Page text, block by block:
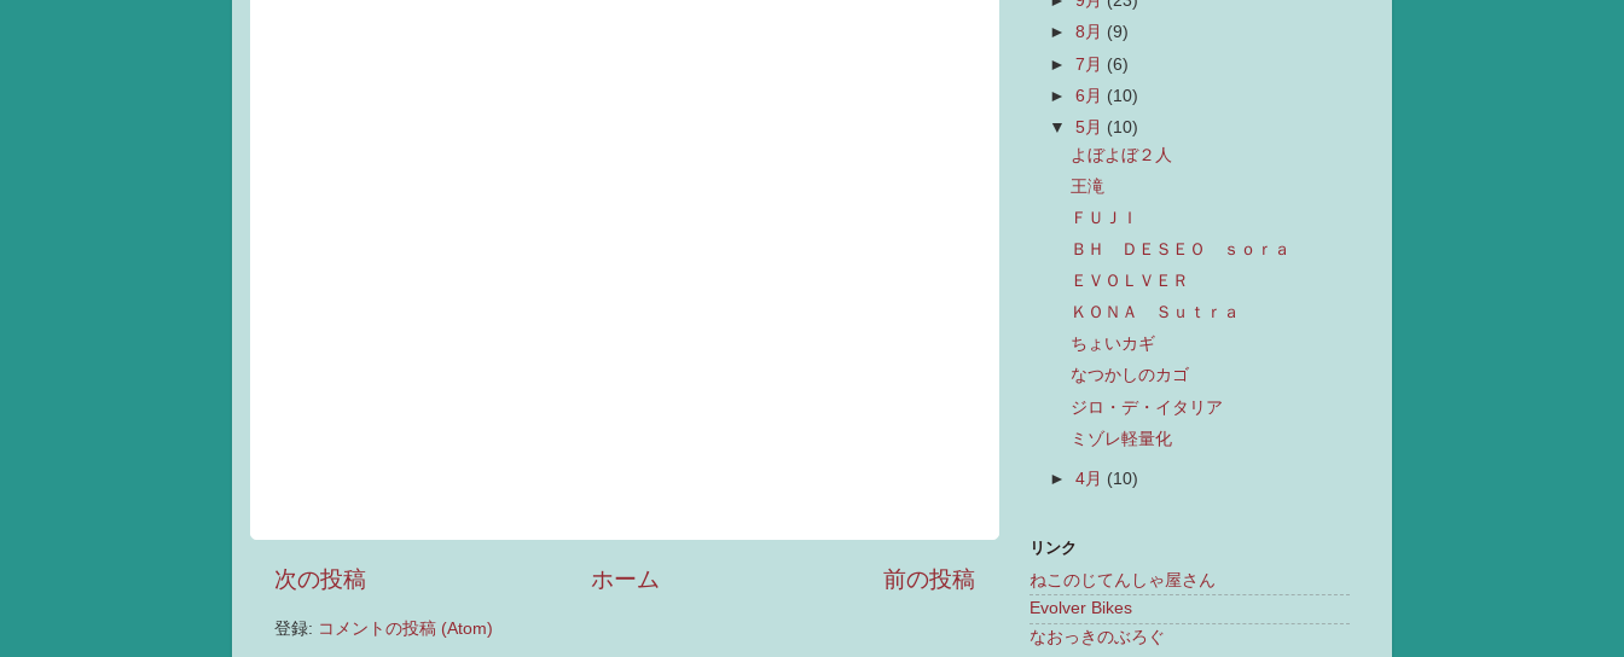
次の投稿 前の投稿
ホーム
登録: コメントの投稿 (Atom)
►8月 (9)
►7月 (6)
►6月 (10)
▼5月 (10)
よぼよぼ２人
王滝
ＦＵＪＩ
ＢＨ ＤＥＳＥＯ ｓｏｒａ
ＥＶＯＬＶＥＲ
ＫＯＮＡ Ｓｕｔｒａ
ちょいカギ
なつかしのカゴ
ジロ・デ・イタリア
ミゾレ軽量化
►4月 (10)
リンク
ねこのじてんしゃ屋さん
Evolver Bikes
なおっきのぶろぐ